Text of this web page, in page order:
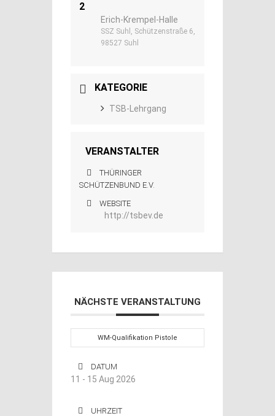
2
Erich-Krempel-Halle
SSZ Suhl, Schützenstraße 6,
98527 Suhl
KATEGORIE
TSB-Lehrgang
VERANSTALTER
THÜRINGER
SCHÜTZENBUND E.V.
WEBSITE
http://tsbev.de
NÄCHSTE VERANSTALTUNG
WM-Qualifikation Pistole
DATUM
11 - 15 Aug 2026
UHRZEIT